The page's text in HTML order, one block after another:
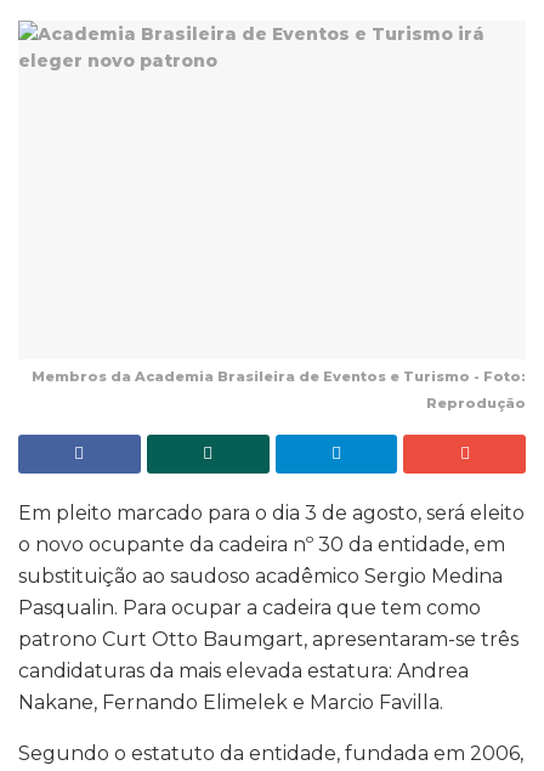
Membros da Academia Brasileira de Eventos e Turismo - Foto:
Reprodução
Em pleito marcado para o dia 3 de agosto, será eleito
o novo ocupante da cadeira nº 30 da entidade, em
substituição ao saudoso acadêmico Sergio Medina
Pasqualin. Para ocupar a cadeira que tem como
patrono Curt Otto Baumgart, apresentaram-se três
candidaturas da mais elevada estatura: Andrea
Nakane, Fernando Elimelek e Marcio Favilla.
Segundo o estatuto da entidade, fundada em 2006,